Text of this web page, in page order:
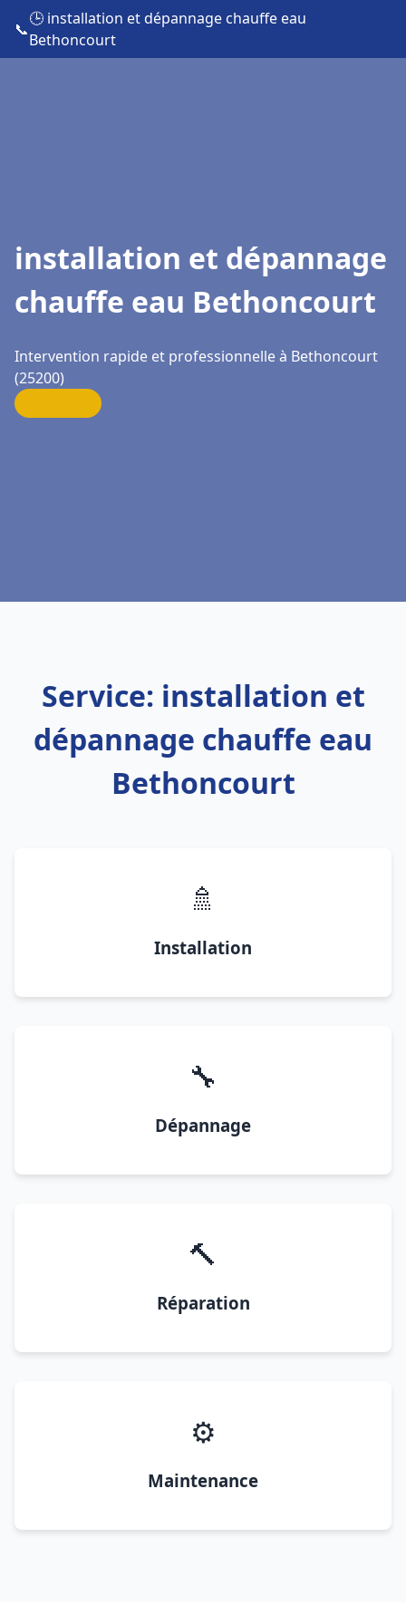
📞
🕒 installation et dépannage chauffe eau
Bethoncourt
installation et dépannage
chauffe eau Bethoncourt
Intervention rapide et professionnelle à Bethoncourt
(25200)
Service: installation et
dépannage chauffe eau
Bethoncourt
🚿
Installation
🔧
Dépannage
🔨
Réparation
⚙️
Maintenance